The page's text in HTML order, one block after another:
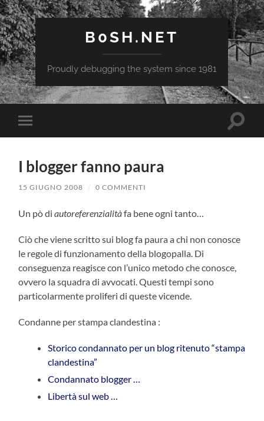
B0SH.NET
Proudly debugging the system since 1981
Attiva/disattiva
il
sui
dispositivi
mobili
I blogger fanno paura
15 GIUGNO 2008 / 0 COMMENTI
Un pò diautoreferenzialitàfa bene ogni tanto…
Ciò che viene scritto sui blog fa paura a chi non conosce
le regole di funzionamento della blogopalla. Di
conseguenza reagisce con l’unico metodo che conosce,
ovvero la squadra di avvocati. Questi tempi sono
particolarmente proliferi di queste vicende.
Condanne per stampa clandestina :
Storico condannato per un blog ritenuto “stampa
clandestina”
Condannato blogger …
Libertà sul web …